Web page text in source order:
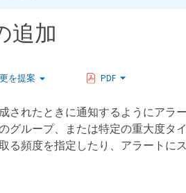
追加
を提案 PDF
されたときに通知するようにアラ
グループ、または特定の重大度タ
る頻度を指定したり、アラートに